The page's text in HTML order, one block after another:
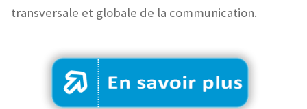
transversale et globale de la communication.